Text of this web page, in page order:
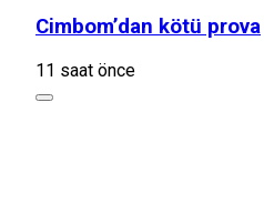
Cimbom’dan kötü prova
11 saat önce